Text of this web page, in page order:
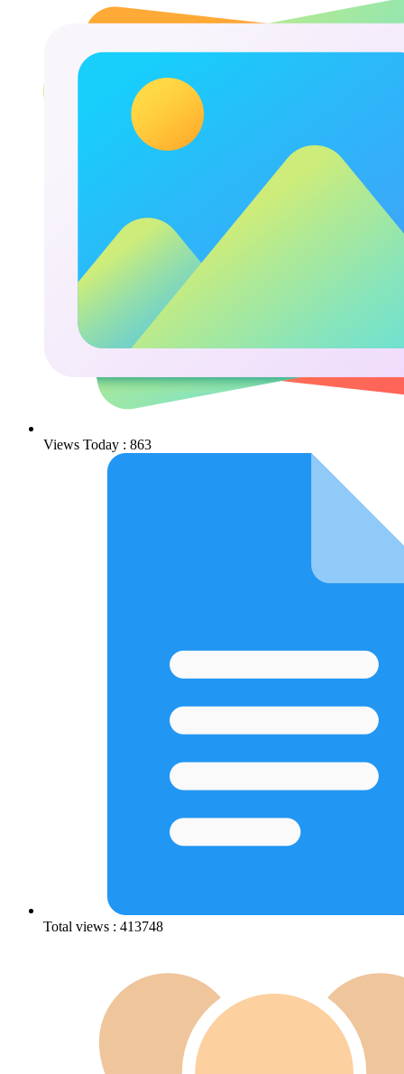
Views Today : 863
Total views : 413748